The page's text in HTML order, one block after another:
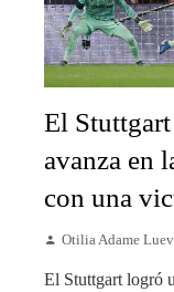
El
avanza en
con una
Otilia Adame
El Stuttgart logró